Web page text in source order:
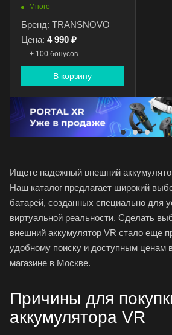
для Meta* Ray-Ban (1600
Много
Бренд: TRANSNOVO
Цена: 4 990 ₽
+ 100 бонусов
В корзину
Ищете надежный внешний
Наш каталог предлагает широкий
батарей, созданных специально для
виртуальной реальности. Сделать
внешний аккумулятор VR стало еще
удобному поиску и доступным ценам
магазине в Москве.
Причины для
аккумулятора VR